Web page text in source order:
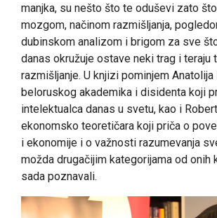
manjka, su nešto što te oduševi zato
mozgom, načinom razmišljanja,
dubinskom analizom i brigom za sve
danas okružuje ostave neki trag i teraju
razmišljanje. U knjizi pominjem Anatolija
beloruskog akademika i disidenta koji
intelektualca danas u svetu, kao i
ekonomsko teoretičara koji priča o
i ekonomije i o važnosti razumevanja
možda drugačijim kategorijama od onih
sada poznavali.